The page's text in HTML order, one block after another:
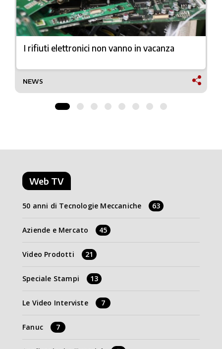
I rifiuti elettronici non vanno in vacanza
NEWS
Web TV
50 anni di Tecnologie Meccaniche 63
Aziende e Mercato 45
Video Prodotti 21
Speciale Stampi 13
Le Video Interviste 7
Fanuc 7